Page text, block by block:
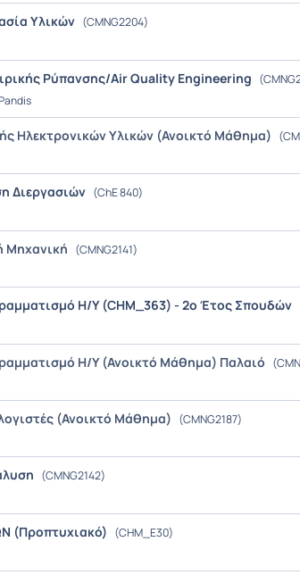
Υλικών (CMNG2204)
Ρύπανσης/Air Quality Engineering
Ηλεκτρονικών Υλικών (Ανοικτό Μάθημα)
Διεργασιών (ChE 840)
Μηχανική (CMNG2141)
Η/Υ (CHM_363) - 2ο Έτος Σπουδών
Η/Υ (Ανοικτό Μάθημα) Παλαιό
(Ανοικτό Μάθημα) (CMNG2187)
(CMNG2142)
(Προπτυχιακό) (CHM_E30)